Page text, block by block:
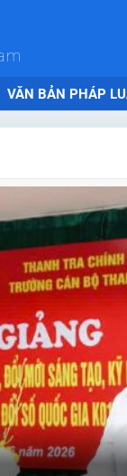
VĂN BẢN PHÁP
Nguyên về thực